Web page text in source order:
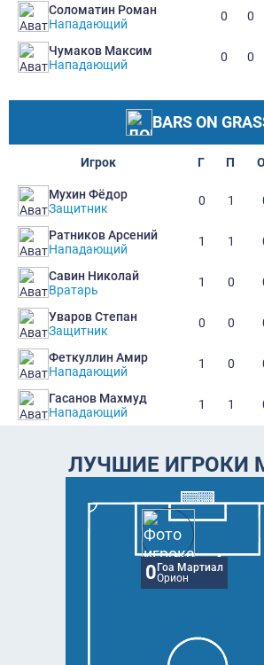
Соломатин Роман
Нападающий
0 0
Чумаков Максим
Нападающий
0 0
BARS ON
Игрок Г П
Мухин Фёдор
Защитник
0 1
Ратников Арсений
Нападающий
1 1
Савин Николай
Вратарь
1 0
Уваров Степан
Защитник
0 0
Феткуллин Амир
Нападающий
1 0
Гасанов Махмуд
Нападающий
1 1
ЛУЧШИЕ ИГРОКИ
0Гоа Мартиал
Орион